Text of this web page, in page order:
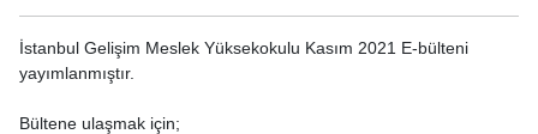
İstanbul Gelişim Meslek Yüksekokulu Kasım 2021 E-bülteni
yayımlanmıştır.
Bültene ulaşmak için;